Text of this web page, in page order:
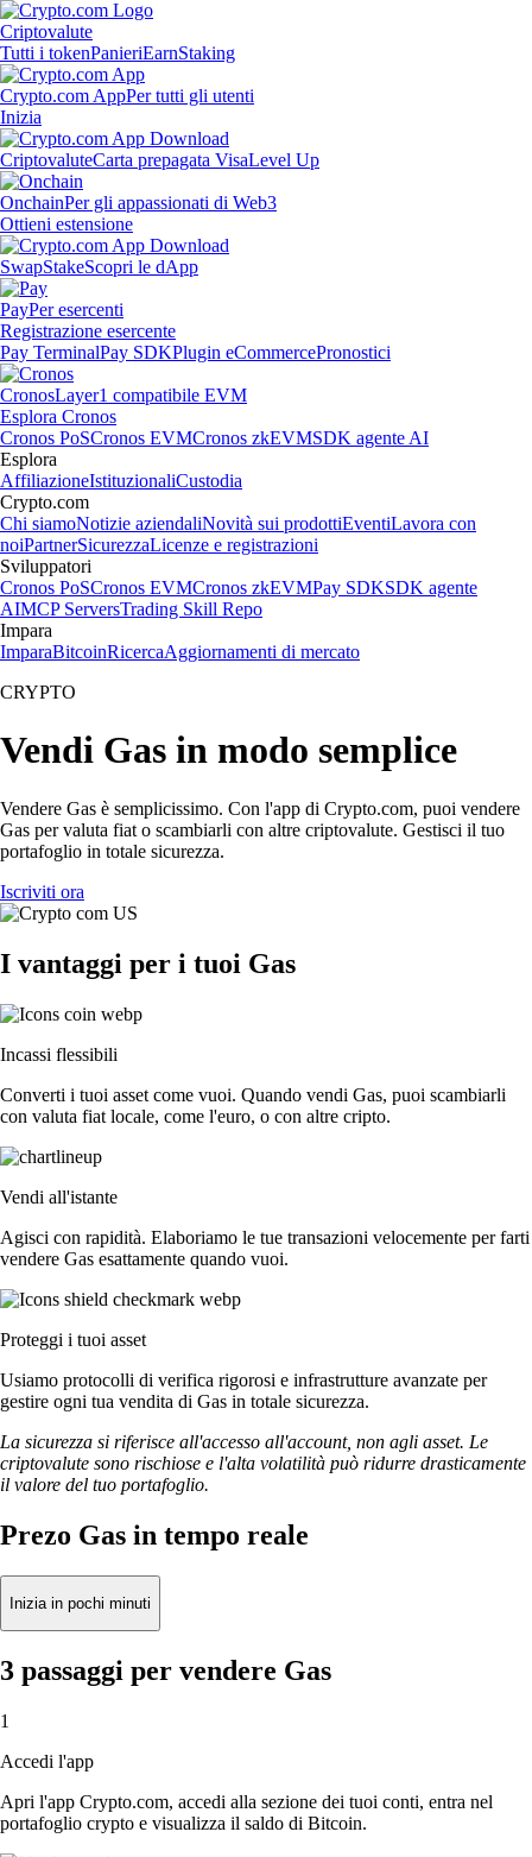
Criptovalute
Tutti i tokenPanieriEarnStaking
Crypto.com AppPer tutti gli utenti
Inizia
CriptovaluteCarta prepagata VisaLevel Up
OnchainPer gli appassionati di Web3
Ottieni estensione
SwapStakeScopri le dApp
PayPer esercenti
Registrazione esercente
Pay TerminalPay SDKPlugin eCommercePronostici
CronosLayer1 compatibile EVM
Esplora Cronos
Cronos PoSCronos EVMCronos zkEVMSDK agente AI
Esplora
AffiliazioneIstituzionaliCustodia
Crypto.com
Chi siamoNotizie aziendaliNovità sui prodottiEventiLavora con
noiPartnerSicurezzaLicenze e registrazioni
Sviluppatori
Cronos PoSCronos EVMCronos zkEVMPay SDKSDK agente
AIMCP ServersTrading Skill Repo
Impara
ImparaBitcoinRicercaAggiornamenti di mercato
CRYPTO
Vendi Gas in modo semplice
Vendere Gas è semplicissimo. Con l'app di Crypto.com, puoi vendere
Gas per valuta fiat o scambiarli con altre criptovalute. Gestisci il tuo
portafoglio in totale sicurezza.
Iscriviti ora
I vantaggi per i tuoi Gas
Incassi flessibili
Converti i tuoi asset come vuoi. Quando vendi Gas, puoi scambiarli
con valuta fiat locale, come l'euro, o con altre cripto.
Vendi all'istante
Agisci con rapidità. Elaboriamo le tue transazioni velocemente per farti
vendere Gas esattamente quando vuoi.
Proteggi i tuoi asset
Usiamo protocolli di verifica rigorosi e infrastrutture avanzate per
gestire ogni tua vendita di Gas in totale sicurezza.
La sicurezza si riferisce all'accesso all'account, non agli asset. Le
criptovalute sono rischiose e l'alta volatilità può ridurre drasticamente
il valore del tuo portafoglio.
Prezo Gas in tempo reale
Inizia in pochi minuti
3 passaggi per vendere Gas
1
Accedi l'app
Apri l'app Crypto.com, accedi alla sezione dei tuoi conti, entra nel
portafoglio crypto e visualizza il saldo di Bitcoin.